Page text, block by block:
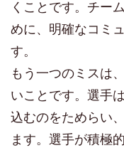
くことです。チー
めに、明確なコミ
す。
もう一つのミスは
いことです。選手
込むのをためらい
ます。選手が積極